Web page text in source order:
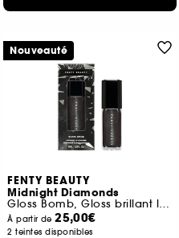
FENTY BEAUTY
Midnight Diamonds
Gloss Bomb, Gloss brillant lumineux et nourrissant
À partir de25,00€
2 teintes disponibles
Nouveauté